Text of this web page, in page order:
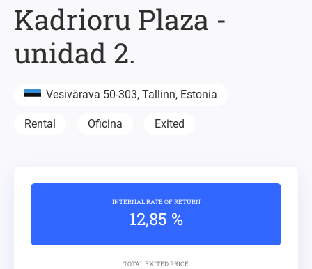
Kadrioru Plaza -
unidad 2.
Vesivärava 50-303, Tallinn, Estonia
Rental Oficina Exited
INTERNAL RATE OF RETURN
12,85 %
TOTAL EXITED PRICE